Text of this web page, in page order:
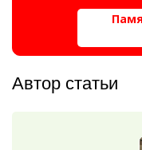
Автор статьи